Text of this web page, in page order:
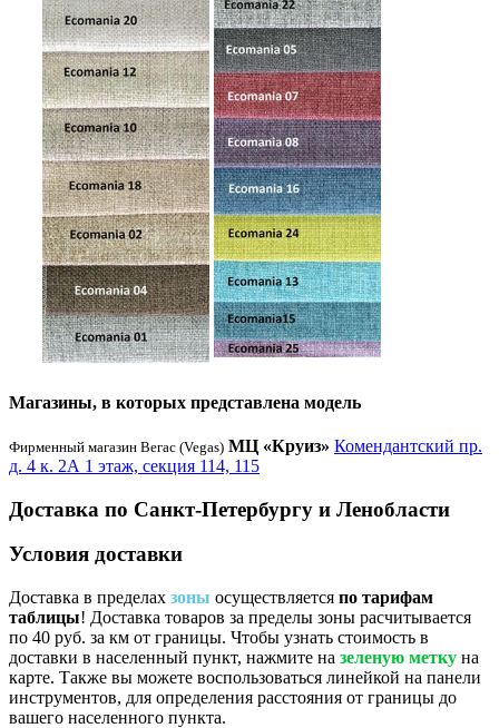
Магазины, в которых представлена модель
Фирменный магазин Вегас (Vegas) МЦ «Круиз» Комендантский пр.
д. 4 к. 2А 1 этаж, секция 114, 115
Доставка по Санкт-Петербургу и Ленобласти
Условия доставки
Доставка в пределах зоны осуществляется по тарифам
таблицы! Доставка товаров за пределы зоны расчитывается
по 40 руб. за км от границы. Чтобы узнать стоимость в
доставки в населенный пункт, нажмите на зеленую метку на
карте. Также вы можете воспользоваться линейкой на панели
инструментов, для определения расстояния от границы до
вашего населенного пункта.